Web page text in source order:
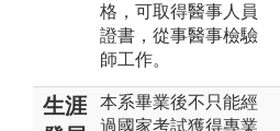
格，可取得醫事人員
證書，從事醫事檢驗
師工作。
生涯
本系畢業後不只能經
過國家考試獲得專業